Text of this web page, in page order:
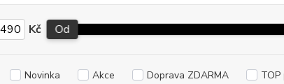
Kč Od
Novinka Akce Doprava ZDARMA